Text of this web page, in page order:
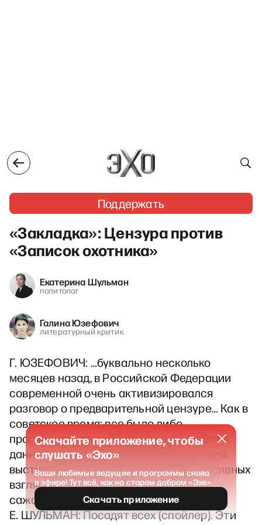
Поддержать
«Закладка»: Цензура против
«Записок охотника»
Екатерина Шульман
политолог
Галина Юзефович
литературный критик
Г. ЮЗЕФОВИЧ: …буквально несколько
месяцев назад, в Российской Федерации
современной очень активизировался
разговор о предварительной цензуре… Как в
советское время: все было либо
прогрессивное, либо реакционное. Вот в
данном случае инициаторами этих идей
выступают люди, скажем так, прогрессивных
взглядов, потому что они хотят, чтобы
сажали цензоров, а не писателей.
Е. ШУЛЬМАН: Посадят всех (спойлер). Эти
Скачайте приложение, чтобы
слушать «Эхо»
Ваши любимые ведущие и программы снова
в эфире! Тут всё, как на старом добром «Эхе»
Скачать приложение